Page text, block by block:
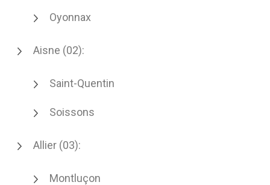
Oyonnax
Aisne (02):
Saint-Quentin
Soissons
Allier (03):
Montluçon